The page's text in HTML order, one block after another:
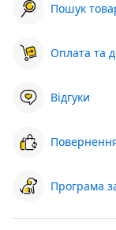
Пошук
Оплата та
Відгуки
Програма